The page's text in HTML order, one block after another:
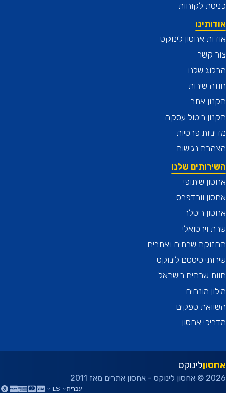
לקוחות
אחסון לינוקס
קשר
שלנו
שירות
אתר
ביטול עסקה
פרטיות
נגישות
שלנו
שיתופי
וורדפרס
ריסלר
שרתים ואתרים
סיסטם לינוקס
שרתים בישראל
מונחים
ספקים
אחסון
לינוקס
מאז 2011
עברית ILS